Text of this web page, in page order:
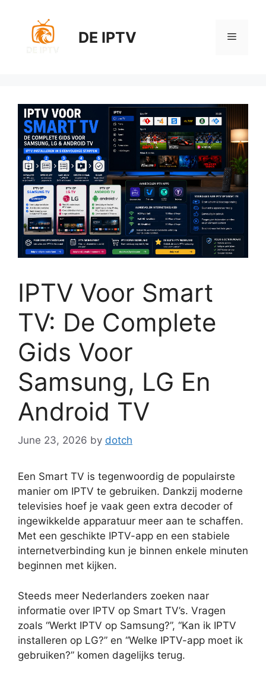
content
DE IPTV Menu
IPTV Voor Smart
TV: De Complete
Gids Voor
Samsung, LG En
Android TV
June 23, 2026 by dotch
Een Smart TV is tegenwoordig de populairste
manier om IPTV te gebruiken. Dankzij moderne
televisies hoef je vaak geen extra decoder of
ingewikkelde apparatuur meer aan te schaffen.
Met een geschikte IPTV-app en een stabiele
internetverbinding kun je binnen enkele minuten
beginnen met kijken.
Steeds meer Nederlanders zoeken naar
informatie over IPTV op Smart TV’s. Vragen
zoals “Werkt IPTV op Samsung?”, “Kan ik IPTV
installeren op LG?” en “Welke IPTV-app moet ik
gebruiken?” komen dagelijks terug.